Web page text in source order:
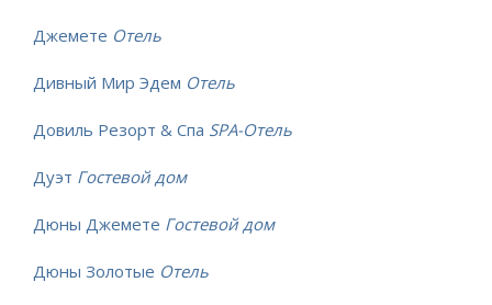
Джемете Отель
Дивный Мир Эдем Отель
Довиль Резорт & Спа SPA-Отель
Дуэт Гостевой дом
Дюны Джемете Гостевой дом
Дюны Золотые Отель